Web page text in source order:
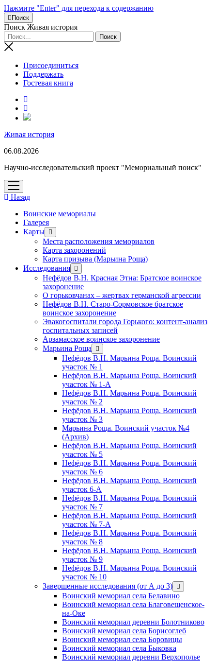
Нажмите "Enter" для перехода к содержанию
Поиск
Поиск Живая история
Присоединиться
Поддержать
Гостевая книга
RuTube
Живая история
06.08.2026
Научно-исследовательский проект "Мемориальный поиск"
открыть
меню
Назад
Воинские мемориалы
Галерея
Карты открыть
меню
Места расположения мемориалов
Карта захоронений
Карта призыва (Марьина Роща)
Исследования открыть
меню
Нефёдов В.Н. Красная Этна: Братское воинское
захоронение
О горьковчанах – жертвах германской агрессии
Нефёдов В.Н. Старо-Сормовское братское
воинское захоронение
Эвакогоспитали города Горького: контент-анализ
госпитальных записей
Арзамасское воинское захоронение
Марьина Роща
открыть
меню
Нефёдов В.Н. Марьина Роща. Воинский
участок № 1
Нефёдов В.Н. Марьина Роща. Воинский
участок № 1-А
Нефёдов В.Н. Марьина Роща. Воинский
участок № 2
Нефёдов В.Н. Марьина Роща. Воинский
участок № 3
Марьина Роща. Воинский участок №4
(Архив)
Нефёдов В.Н. Марьина Роща. Воинский
участок № 5
Нефёдов В.Н. Марьина Роща. Воинский
участок № 6
Нефёдов В.Н. Марьина Роща. Воинский
участок 6-А
Нефёдов В.Н. Марьина Роща. Воинский
участок № 7
Нефёдов В.Н. Марьина Роща. Воинский
участок № 7-А
Нефёдов В.Н. Марьина Роща. Воинский
участок № 8
Нефёдов В.Н. Марьина Роща. Воинский
участок № 9
Нефёдов В.Н. Марьина Роща. Воинский
участок № 10
Завершенные исследования (от А до З) открыть
меню
Воинский мемориал села Белавино
Воинский мемориал села Благовещенское-
на-Оке
Воинский мемориал деревни Болотниково
Воинский мемориал села Борисоглеб
Воинский мемориал села Боровицы
Воинский мемориал села Быковка
Воинский мемориал деревни Верхополье